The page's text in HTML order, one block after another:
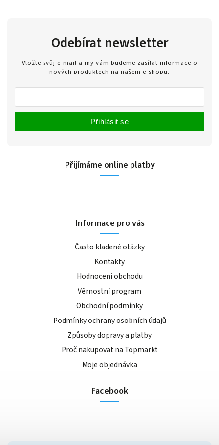
Odebírat newsletter
Vložte svůj e-mail a my vám budeme zasílat informace o
nových produktech na našem e-shopu.
Přihlásit se
Přijímáme online platby
Informace pro vás
Často kladené otázky
Kontakty
Hodnocení obchodu
Věrnostní program
Obchodní podmínky
Podmínky ochrany osobních údajů
Způsoby dopravy a platby
Proč nakupovat na Topmarkt
Moje objednávka
Facebook